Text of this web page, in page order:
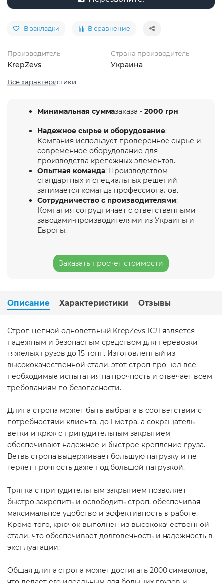
В закладки В сравнение
Производитель
KrepZevs
Страна производитель
Украина
Все характеристики
Минимальная суммазаказа - 2000 грн
Надежное сырье и оборудование:
Компания использует проверенное сырье и
современное оборудование для
производства крепежных элементов.
Опытная команда: Производством
стандартных и специальных решений
занимается команда профессионалов.
Сотрудничество с производителями:
Компания сотрудничает с ответственными
заводами-производителями из Украины и
Европы.
Заказать просчет стоимости
Описание Характеристики Отзывы
Строп цепной одноветвный KrepZevs 1СЛ является
надежным и безопасным средством для перевозки
тяжелых грузов до 15 тонн. Изготовленный из
высококачественной стали, этот строп прошел все
необходимые испытания на прочность и отвечает всем
требованиям по безопасности.
Длина стропа может быть выбрана в соответствии с
потребностями клиента, до 1 метра, а сокращатель
ветки и крюк с принудительным закрытием
обеспечивают надежное и быстрое крепление груза.
Ветвь стропа выдерживает большую нагрузку и не
теряет прочность даже под большой нагрузкой.
Тряпка с принудительным закрытием позволяет
быстро закрепить и освободить строп, обеспечивая
максимальное удобство и эффективность в работе.
Кроме того, крючок выполнен из высококачественной
стали, что обеспечивает долговечность и надежность в
эксплуатации.
Общая длина стропа может достигать 2000 символов,